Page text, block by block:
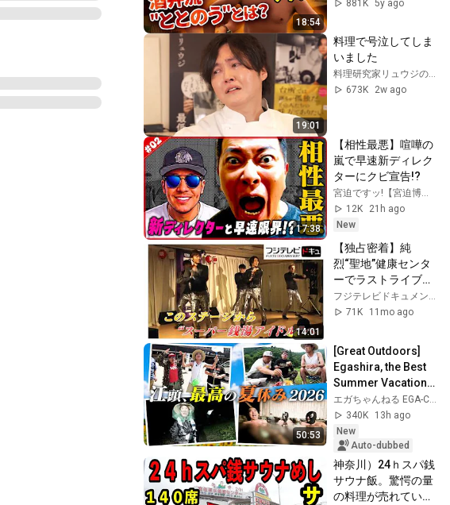
18:54
881K 5y ago
19:01
料理で号泣してしま
いました
料理研究家リュウジのバズレシピ
673K
2w ago
17:38
【相性最悪】喧嘩の
嵐で早速新ディレク
ターにクビ宣告!?
宮迫ですッ!【宮迫博之】
12K
21h ago
New
14:01
【独占密着】純
烈“聖地”健康センタ
ーでラストライブ！
アツすぎる“推し
活”ファンとの秘
【ノンストップ！】
フジテレビドキュメンタリー
71K
11mo ago
50:53
[Great Outdoors]
Egashira, the Best
Summer Vacation
Spent with My Best
Friend
エガちゃんねる EGA-CHANNEL
340K
13h ago
New
Auto-dubbed
神奈川）24ｈスパ銭
サウナ飯。驚愕の量
の料理が売れていく